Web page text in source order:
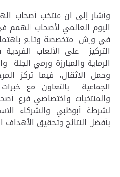
وأشار إلى ان منتخب أصحاب
اليوم العالمي لأصحاب
في ورش متخصصة وتابع
التركيز على الألعاب
الرماية والمبارزة ورمي
وحمل الاثقال، فيما تركز
الجماعية بالتعاون مع
والمنتخبات واختصاصي فرع
لشرطة أبوظبي والشركاء
بأفضل النتائج وتحقيق الأهداف